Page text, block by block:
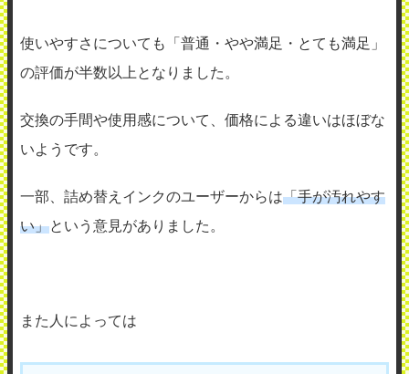
使いやすさについても「普通・やや満足・とても満足」
の評価が半数以上となりました。
交換の手間や使用感について、価格による違いはほぼな
いようです。
一部、詰め替えインクのユーザーからは「手が汚れやす
い」という意見がありました。
また人によっては